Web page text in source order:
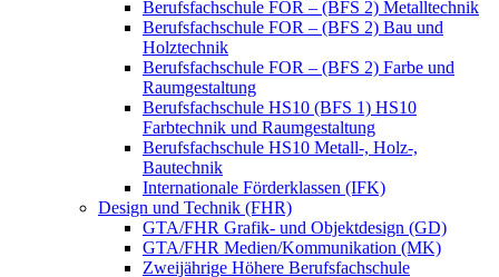
Berufsfachschule FOR – (BFS 2) Metalltechnik
Berufsfachschule FOR – (BFS 2) Bau und
Holztechnik
Berufsfachschule FOR – (BFS 2) Farbe und
Raumgestaltung
Berufsfachschule HS10 (BFS 1) HS10
Farbtechnik und Raumgestaltung
Berufsfachschule HS10 Metall-, Holz-,
Bautechnik
Internationale Förderklassen (IFK)
Design und Technik (FHR)
GTA/FHR Grafik- und Objektdesign (GD)
GTA/FHR Medien/Kommunikation (MK)
Zweijährige Höhere Berufsfachschule